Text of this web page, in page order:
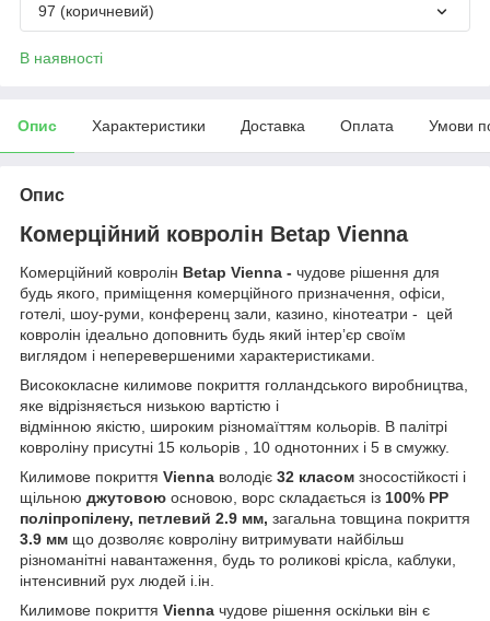
97 (коричневий)
В наявності
Опис Характеристики Доставка Оплата Умови
Опис
Комерційний ковролін Betap Vienna
Комерційний ковролін Betap Vienna - чудове рішення для
будь якого, приміщення комерційного призначення, офіси,
готелі, шоу-руми, конференц зали, казино, кінотеатри - цей
ковролін ідеально доповнить будь який інтерʼєр своїм
виглядом і неперевершеними характеристиками.
Висококласне килимове покриття голландського виробництва,
яке відрізняється низькою вартістю і
відмінною якістю, широким різномаїттям кольорів. В палітрі
ковроліну присутні 15 кольорів , 10 однотонних і 5 в смужку.
Килимове покриття Vienna володіє 32 класом зносостійкості і
щільною джутовою основою, ворс складається із 100% PP
поліпропілену, петлевий 2.9 мм, загальна товщина покриття
3.9 мм що дозволяє ковроліну витримувати найбільш
різноманітні навантаження, будь то роликові крісла, каблуки,
інтенсивний рух людей і.ін.
Килимове покриття Vienna чудове рішення оскільки він є